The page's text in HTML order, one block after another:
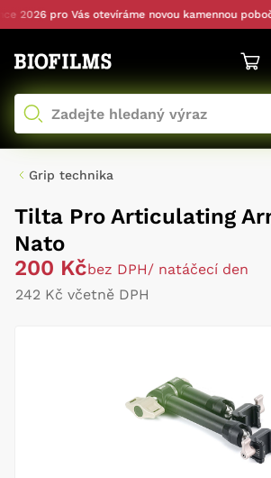
2026 pro Vás otevíráme novou kamennou
Grip technika
Tilta Pro Articulating
Nato
200 Kčbez DPH/ natáčecí den
242 Kč včetně DPH